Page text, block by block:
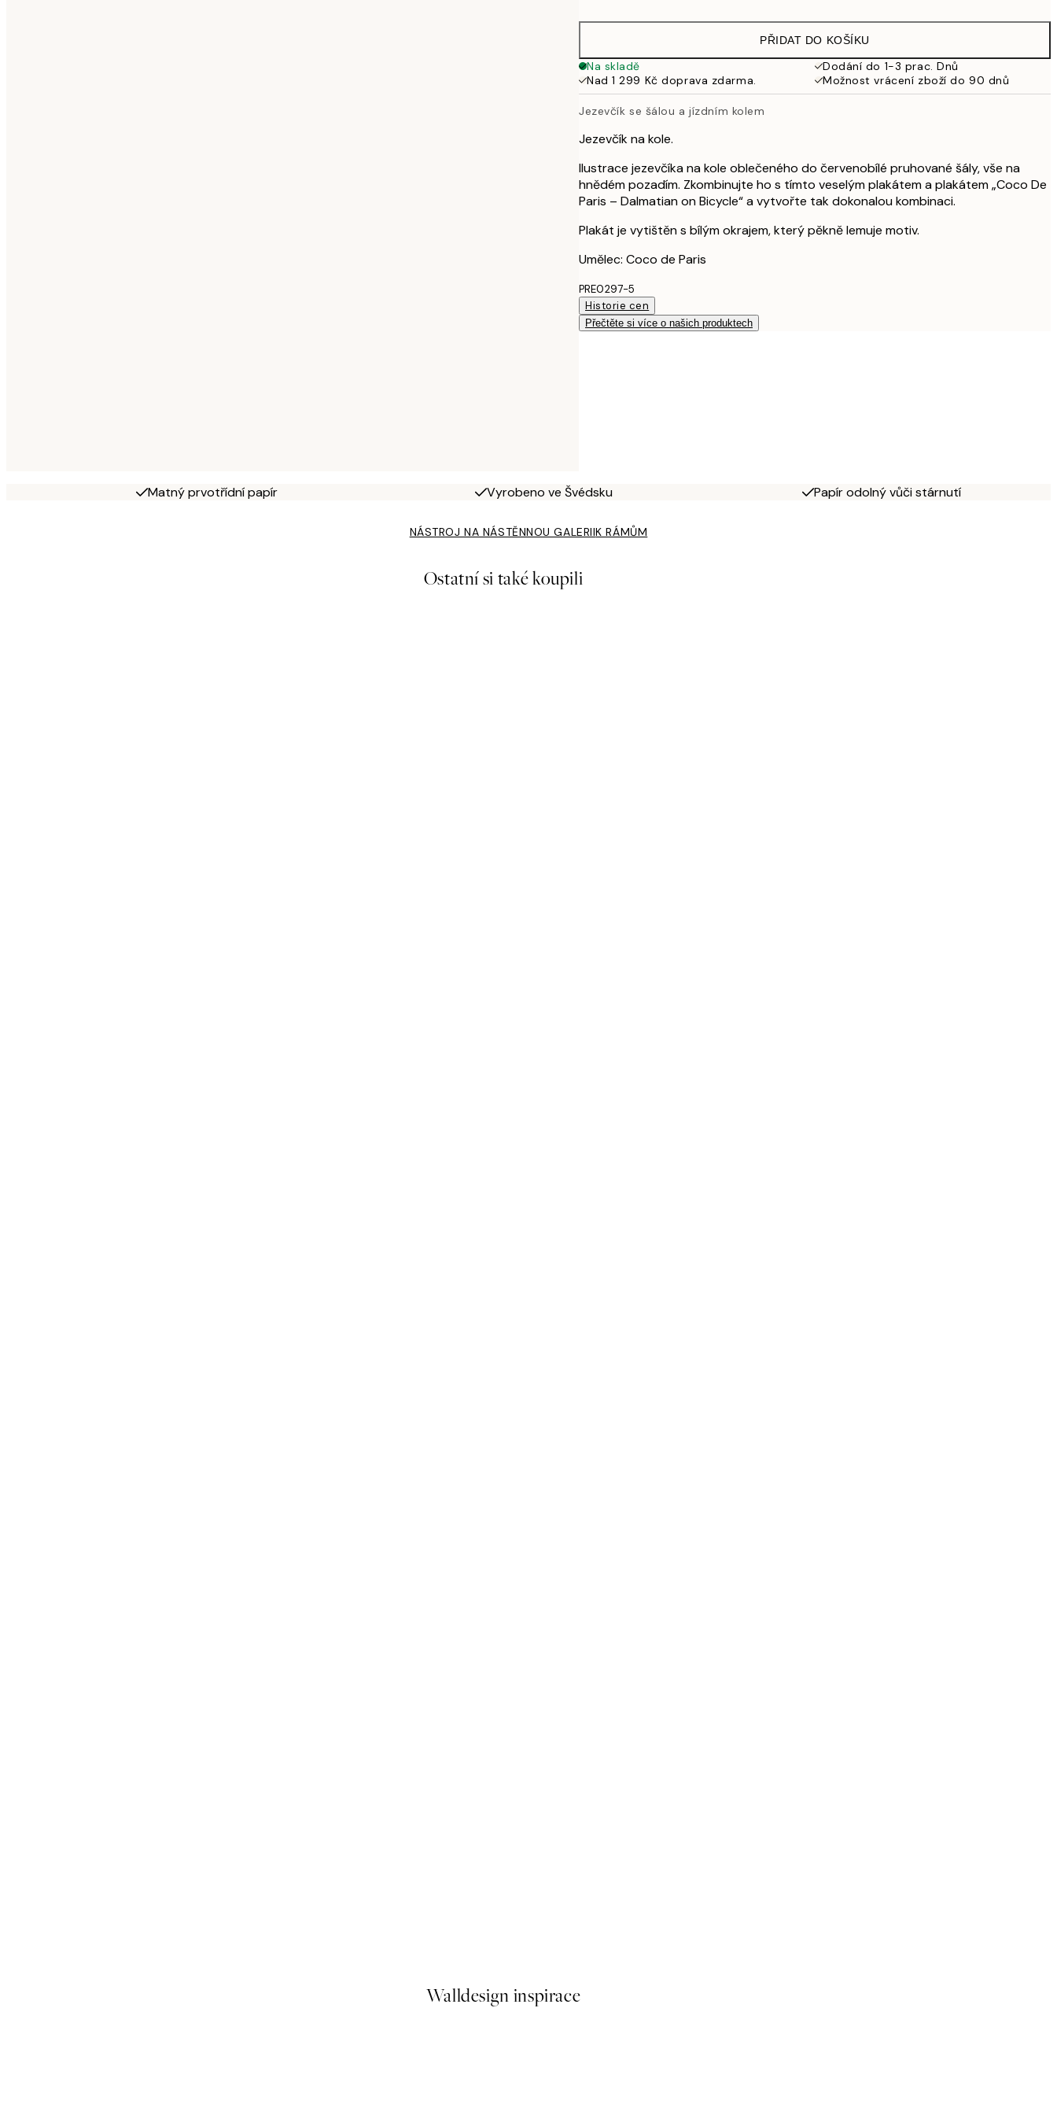
979 Kč
PŘIDAT DO KOŠÍKU
Na skladě
Dodání do 1-3 prac. Dnů
Nad 1 299 Kč doprava zdarma.
Možnost vrácení zboží do 90 dnů
Jezevčík se šálou a jízdním kolem
Jezevčík na kole.
Ilustrace jezevčíka na kole oblečeného do červenobílé pruhované šály, vše na
hnědém pozadím. Zkombinujte ho s tímto veselým plakátem a plakátem „Coco De
Paris – Dalmatian on Bicycle“ a vytvořte tak dokonalou kombinaci.
Plakát je vytištěn s bílým okrajem, který pěkně lemuje motiv.
Umělec: Coco de Paris
PRE0297-5
Historie cen
Přečtěte si více o našich produktech
Matný prvotřídní papír Vyrobeno ve Švédsku Papír odolný vůči stárnutí
NÁSTROJ NA NÁSTĚNNOU GALERIIK RÁMŮM
Ostatní si také koupili
Walldesign inspirace